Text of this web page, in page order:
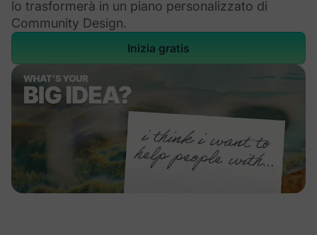
lo trasformerà in un piano personalizzato di
Community Design.
Inizia gratis